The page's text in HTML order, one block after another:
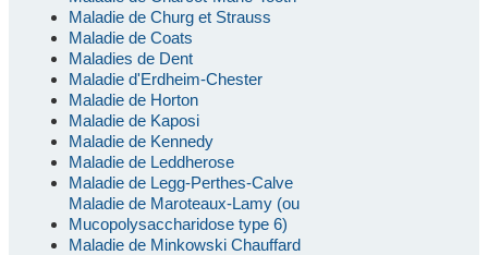
Maladie de Churg et Strauss
Maladie de Coats
Maladies de Dent
Maladie d'Erdheim-Chester
Maladie de Horton
Maladie de Kaposi
Maladie de Kennedy
Maladie de Leddherose
Maladie de Legg-Perthes-Calve
Maladie de Maroteaux-Lamy (ou
Mucopolysaccharidose type 6)
Maladie de Minkowski Chauffard